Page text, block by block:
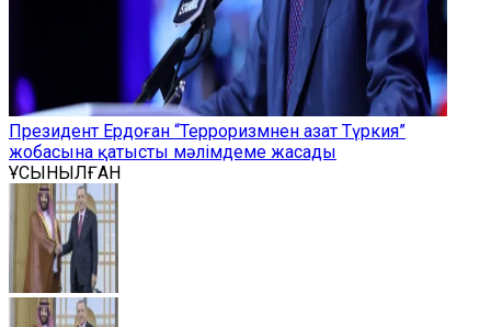
Президент Ердоған “Терроризмнен азат Түркия”
жобасына қатысты мәлімдеме жасады
ҰСЫНЫЛҒАН